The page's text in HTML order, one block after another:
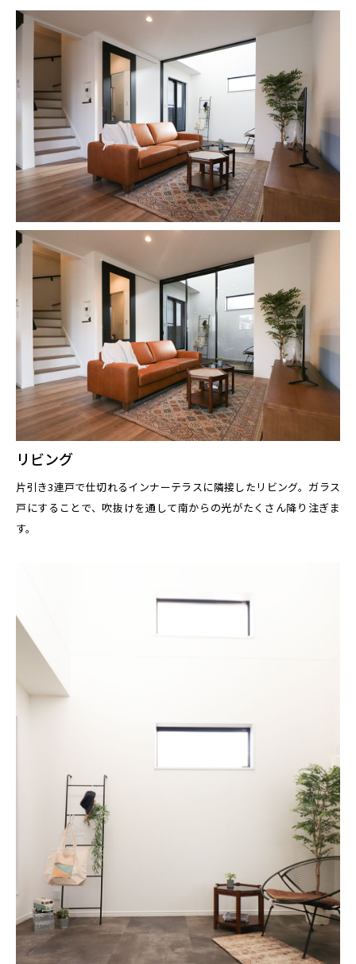
リビング
片引き3連戸で仕切れるインナーテラスに隣接したリビング。ガラス
戸にすることで、吹抜けを通して南からの光がたくさん降り注ぎま
す。